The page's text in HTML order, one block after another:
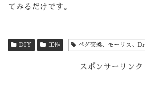
てみるだけです。
DIY 工作 ペグ交換、モーリス、
スポンサーリンク